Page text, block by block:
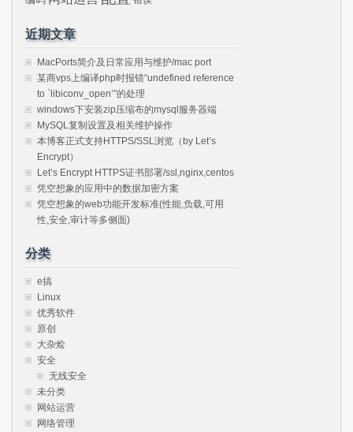
近期文章
MacPorts简介及日常应用与维护/mac port
某商vps上编译php时报错“undefined reference
to `libiconv_open’”的处理
windows下安装zip压缩布的mysql服务器端
MySQL复制设置及相关维护操作
本博客正式支持HTTPS/SSL浏览（by Let’s
Encrypt）
Let’s Encrypt HTTPS证书部署/ssl,nginx,centos
凭空想象的应用中的数据加密方案
凭空想象的web功能开发标准(性能,负载,可用
性,安全,审计等多侧面)
分类
e搞
Linux
优秀软件
原创
大杂烩
安全
无线安全
未分类
网站运营
网络管理